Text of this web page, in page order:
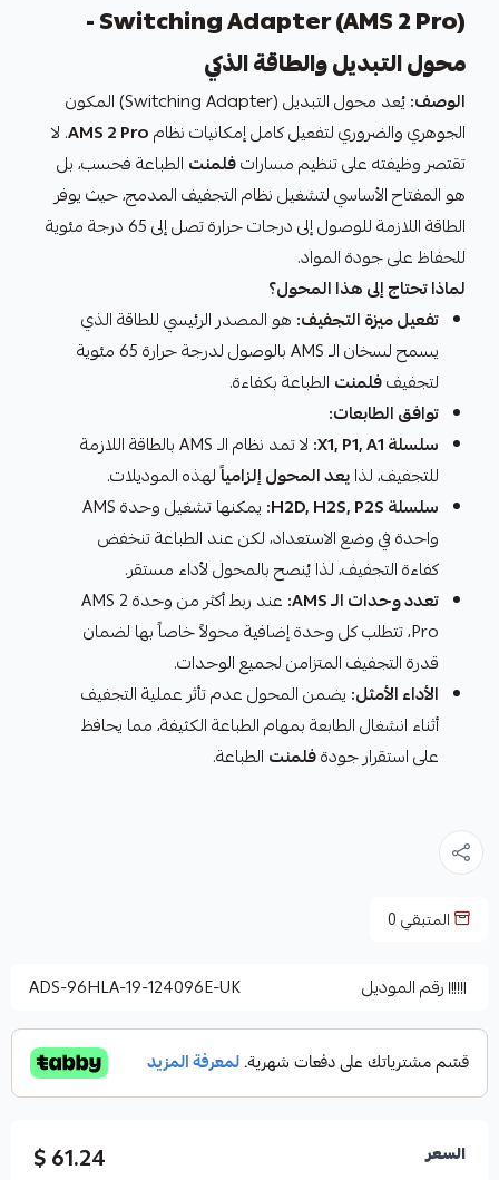
Switching Adapter (AMS 2 Pro) -
محول التبديل والطاقة الذكي
الوصف:
يُعد محول التبديل (Switching Adapter) المكون
الجوهري والضروري لتفعيل كامل إمكانيات نظامAMS 2 Pro. لا
تقتصر وظيفته على تنظيم مساراتفلمنت الطباعة فحسب، بل
هو المفتاح الأساسي لتشغيل نظام التجفيف المدمج، حيث يوفر
الطاقة اللازمة للوصول إلى درجات حرارة تصل إلى 65 درجة مئوية
للحفاظ على جودة المواد.
لماذا تحتاج إلى هذا المحول؟
تفعيل ميزة التجفيف: هو المصدر الرئيسي للطاقة الذي
يسمح لسخان الـ AMS بالوصول لدرجة حرارة 65 مئوية
لتجفيففلمنت الطباعة بكفاءة.
توافق الطابعات:
سلسلة X1, P1, A1:
لا تمد نظام الـ AMS بالطاقة اللازمة
للتجفيف، لذايعد المحول إلزامياًلهذه الموديلات.
سلسلة H2D, H2S, P2S:
يمكنها تشغيل وحدة AMS
واحدة في وضع الاستعداد، لكن عند الطباعة تنخفض
كفاءة التجفيف، لذا يُنصح بالمحول لأداء مستقر.
تعدد وحدات الـ AMS:
عند ربط أكثر من وحدة AMS 2
Pro، تتطلب كل وحدة إضافية محولاً خاصاً بها لضمان
قدرة التجفيف المتزامن لجميع الوحدات.
الأداء الأمثل: يضمن المحول عدم تأثر عملية التجفيف
أثناء انشغال الطابعة بمهام الطباعة الكثيفة، مما يحافظ
على استقرار جودةفلمنت الطباعة.
المتبقي0
رقم الموديل ADS-96HLA-19-124096E-UK
السعر 61.24 $